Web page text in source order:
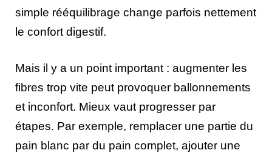
simple rééquilibrage change parfois nettement
le confort digestif.
Mais il y a un point important : augmenter les
fibres trop vite peut provoquer ballonnements
et inconfort. Mieux vaut progresser par
étapes. Par exemple, remplacer une partie du
pain blanc par du pain complet, ajouter une